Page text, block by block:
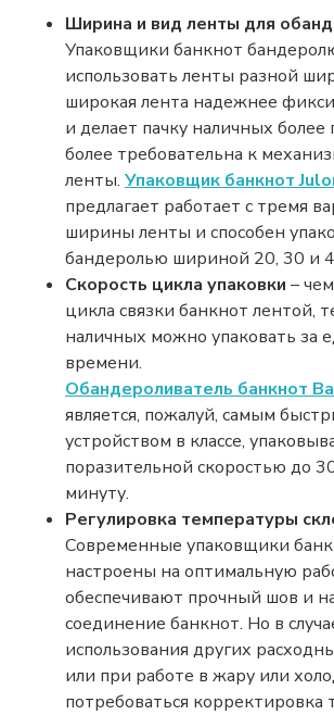
Ширина и вид ленты для
Упаковщики банкнот
использовать ленты разной
широкая лента надежнее
и делает пачку наличных более
более требовательна к
ленты. Упаковщик банкнот
предлагает работает с тремя
ширины ленты и способен
бандеролью шириной 20, 30 и
Скорость цикла упаковки –
цикла связки банкнот лентой,
наличных можно упаковать за
времени.
Обандероливатель банкнот
является, пожалуй, самым
устройством в классе,
поразительной скоростью до
минуту.
Регулировка температуры
Современные упаковщики
настроены на оптимальную
обеспечивают прочный шов и
соединение банкнот. Но в
использования других
или при работе в жару или
потребоваться корректировка